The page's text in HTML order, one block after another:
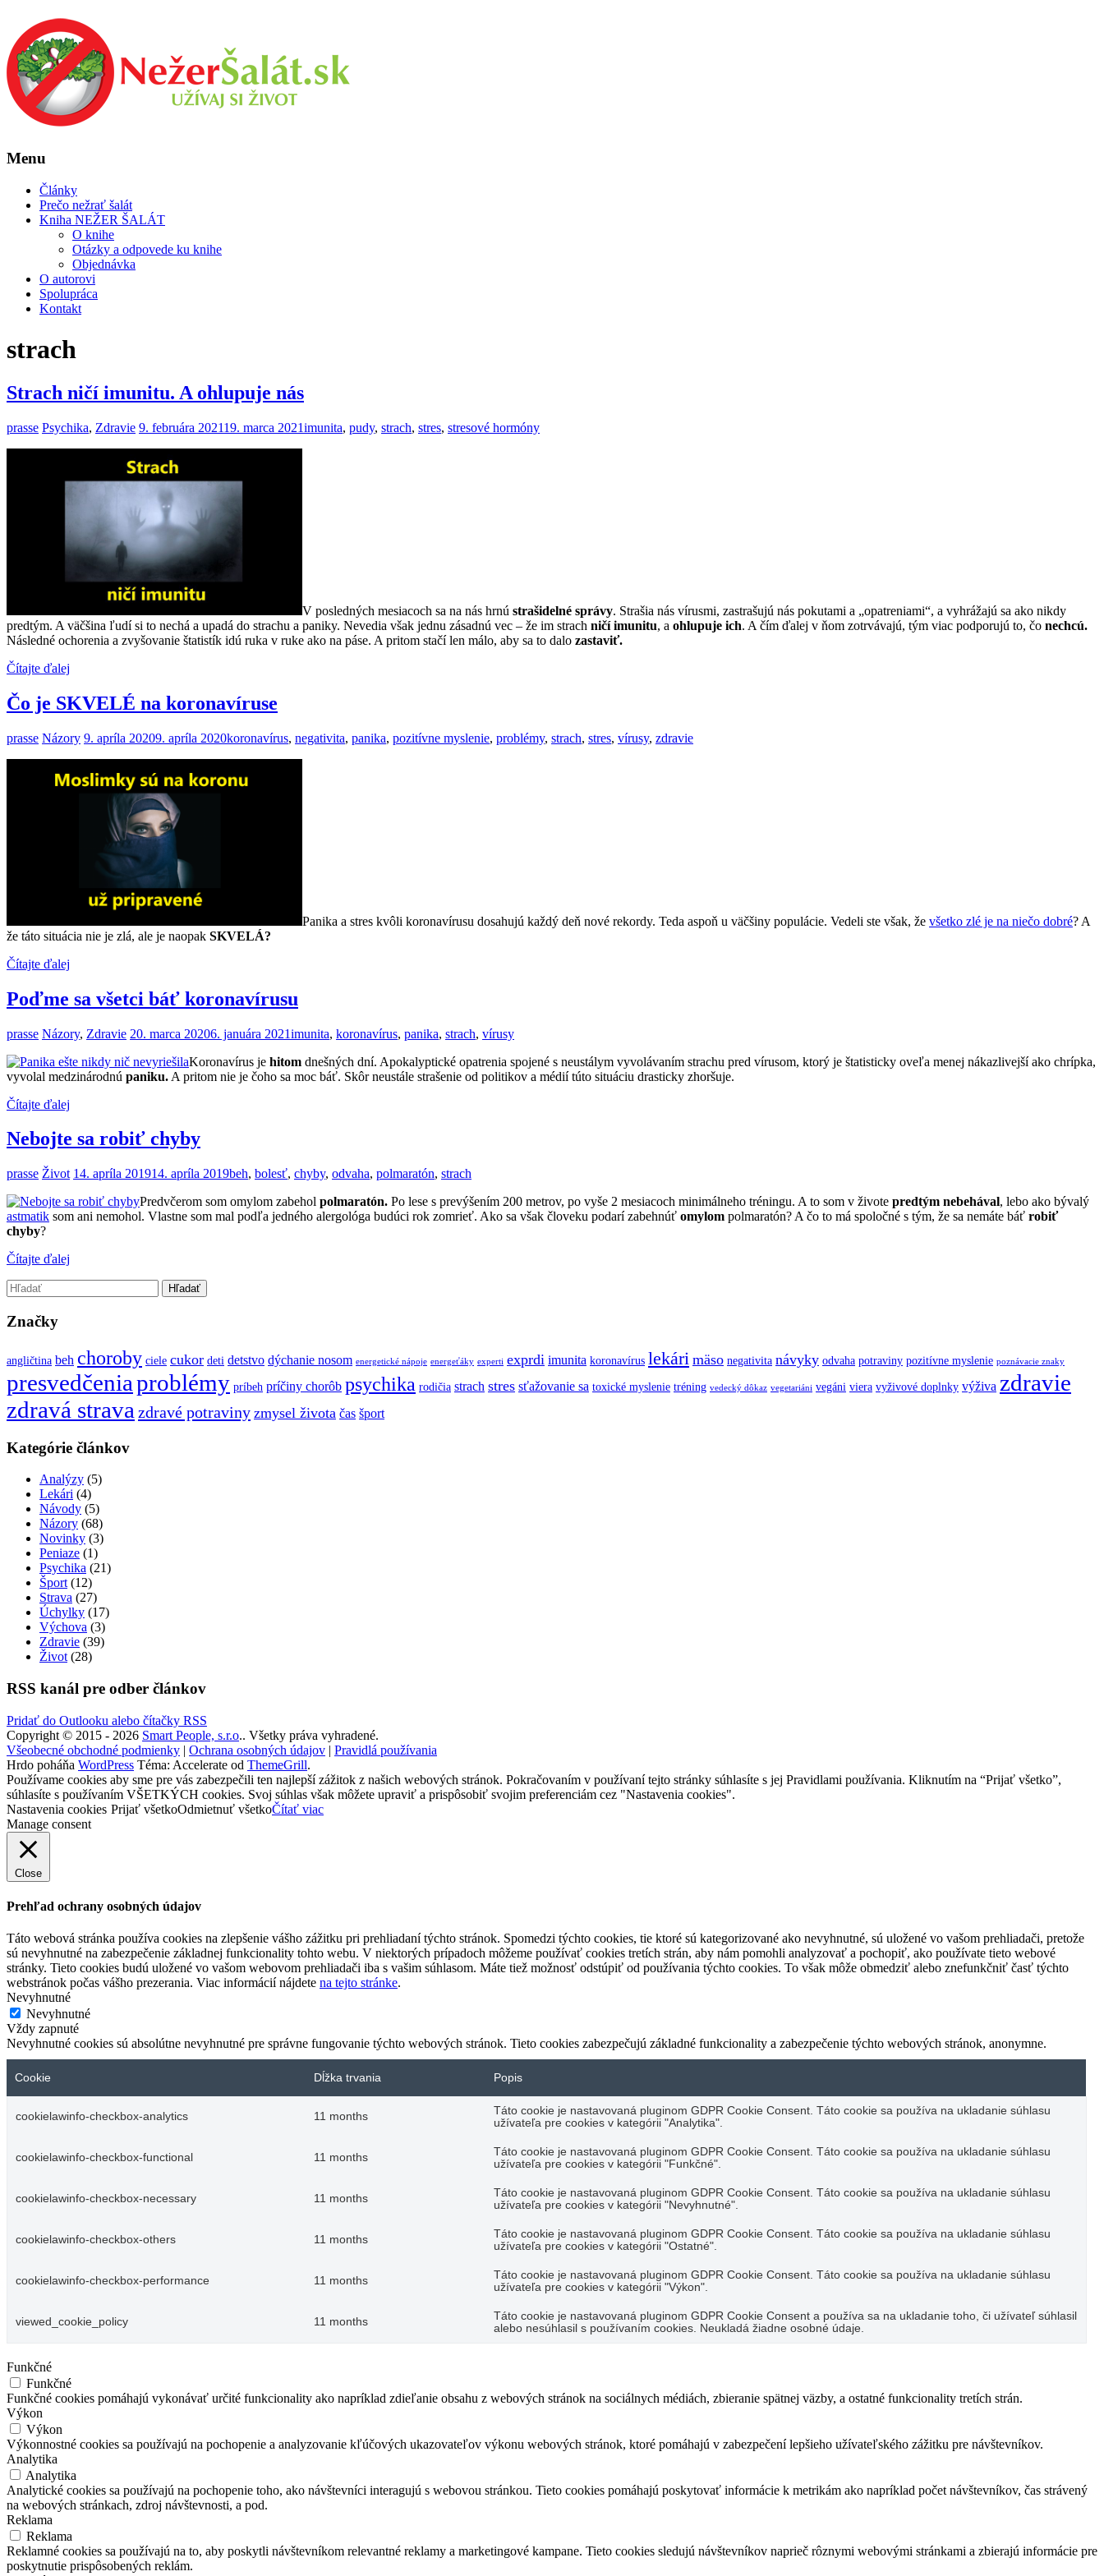
Menu
Články
Prečo nežrať šalát
Kniha NEŽER ŠALÁT
O knihe
Otázky a odpovede ku knihe
Objednávka
O autorovi
Spolupráca
Kontakt
strach
Strach ničí imunitu. A ohlupuje nás
prasse Psychika, Zdravie 9. februára 202119. marca 2021imunita, pudy, strach, stres, stresové hormóny
V posledných mesiacoch sa na nás hrnú strašidelné správy. Strašia nás vírusmi, zastrašujú nás pokutami a „opatreniami“, a vyhrážajú sa ako nikdy
predtým. A väčšina ľudí si to nechá a upadá do strachu a paniky. Nevedia však jednu zásadnú vec – že im strach ničí imunitu, a ohlupuje ich. A čím ďalej v ňom zotrvávajú, tým viac podporujú to, čo nechcú.
Následné ochorenia a zvyšovanie štatistík idú ruka v ruke ako na páse. A pritom stačí len málo, aby sa to dalo zastaviť.
Čítajte ďalej
Čo je SKVELÉ na koronavíruse
prasse Názory 9. apríla 20209. apríla 2020koronavírus, negativita, panika, pozitívne myslenie, problémy, strach, stres, vírusy, zdravie
Panika a stres kvôli koronavírusu dosahujú každý deň nové rekordy. Teda aspoň u väčšiny populácie. Vedeli ste však, že všetko zlé je na niečo dobré? A
že táto situácia nie je zlá, ale je naopak SKVELÁ?
Čítajte ďalej
Poďme sa všetci báť koronavírusu
prasse Názory, Zdravie 20. marca 20206. januára 2021imunita, koronavírus, panika, strach, vírusy
Koronavírus je hitom dnešných dní. Apokalyptické opatrenia spojené s neustálym vyvolávaním strachu pred vírusom, ktorý je štatisticky oveľa menej nákazlivejší ako chrípka,
vyvolal medzinárodnú paniku. A pritom nie je čoho sa moc báť. Skôr neustále strašenie od politikov a médií túto situáciu drasticky zhoršuje.
Čítajte ďalej
Nebojte sa robiť chyby
prasse Život 14. apríla 201914. apríla 2019beh, bolesť, chyby, odvaha, polmaratón, strach
Predvčerom som omylom zabehol polmaratón. Po lese s prevýšením 200 metrov, po vyše 2 mesiacoch minimálneho tréningu. A to som v živote predtým nebehával, lebo ako bývalý
astmatik som ani nemohol. Vlastne som mal podľa jedného alergológa budúci rok zomrieť. Ako sa však človeku podarí zabehnúť omylom polmaratón? A čo to má spoločné s tým, že sa nemáte báť robiť
chyby?
Čítajte ďalej
Značky
angličtina beh choroby ciele cukor deti detstvo dýchanie nosom energetické nápoje energeťáky experti exprdi imunita koronavírus lekári mäso negativita návyky odvaha potraviny pozitívne myslenie poznávacie znaky
presvedčeniaproblémy príbeh príčiny chorôb psychika rodičia strach stres sťažovanie sa toxické myslenie tréning vedecký dôkaz vegetariáni vegáni viera vyživové doplnky výživa zdravie
zdravá strava zdravé potraviny zmysel života čas šport
Kategórie článkov
Analýzy (5)
Lekári (4)
Návody (5)
Názory (68)
Novinky (3)
Peniaze (1)
Psychika (21)
Šport (12)
Strava (27)
Úchylky (17)
Výchova (3)
Zdravie (39)
Život (28)
RSS kanál pre odber článkov
Pridať do Outlooku alebo čítačky RSS
Copyright © 2015 - 2026 Smart People, s.r.o.. Všetky práva vyhradené.
Všeobecné obchodné podmienky | Ochrana osobných údajov | Pravidlá používania
Hrdo poháňa WordPress Téma: Accelerate od ThemeGrill.
Používame cookies aby sme pre vás zabezpečili ten najlepší zážitok z našich webových stránok. Pokračovaním v používaní tejto stránky súhlasíte s jej Pravidlami používania. Kliknutím na “Prijať všetko”,
súhlasíte s používaním VŠETKÝCH cookies. Svoj súhlas však môžete upraviť a prispôsobiť svojim preferenciám cez "Nastavenia cookies".
Nastavenia cookies Prijať všetkoOdmietnuť všetkoČítať viac
Manage consent
Close
Prehľad ochrany osobných údajov
Táto webová stránka používa cookies na zlepšenie vášho zážitku pri prehliadaní týchto stránok. Spomedzi týchto cookies, tie ktoré sú kategorizované ako nevyhnutné, sú uložené vo vašom prehliadači, pretože
sú nevyhnutné na zabezpečenie základnej funkcionality tohto webu. V niektorých prípadoch môžeme používať cookies tretích strán, aby nám pomohli analyzovať a pochopiť, ako používate tieto webové
stránky. Tieto cookies budú uložené vo vašom webovom prehliadači iba s vašim súhlasom. Máte tiež možnosť odstúpiť od používania týchto cookies. To však môže obmedziť alebo znefunkčniť časť týchto
webstránok počas vášho prezerania. Viac informácií nájdete na tejto stránke.
Nevyhnutné
Nevyhnutné
Vždy zapnuté
Nevyhnutné cookies sú absolútne nevyhnutné pre správne fungovanie týchto webových stránok. Tieto cookies zabezpečujú základné funkcionality a zabezpečenie týchto webových stránok, anonymne.
Cookie Dĺžka trvania Popis
cookielawinfo-checkbox-analytics 11 months
Táto cookie je nastavovaná pluginom GDPR Cookie Consent. Táto cookie sa používa na ukladanie súhlasu
užívateľa pre cookies v kategórii "Analytika".
cookielawinfo-checkbox-functional 11 months
Táto cookie je nastavovaná pluginom GDPR Cookie Consent. Táto cookie sa používa na ukladanie súhlasu
užívateľa pre cookies v kategórii "Funkčné".
cookielawinfo-checkbox-necessary 11 months
Táto cookie je nastavovaná pluginom GDPR Cookie Consent. Táto cookie sa používa na ukladanie súhlasu
užívateľa pre cookies v kategórii "Nevyhnutné".
cookielawinfo-checkbox-others 11 months
Táto cookie je nastavovaná pluginom GDPR Cookie Consent. Táto cookie sa používa na ukladanie súhlasu
užívateľa pre cookies v kategórii "Ostatné".
cookielawinfo-checkbox-performance 11 months
Táto cookie je nastavovaná pluginom GDPR Cookie Consent. Táto cookie sa používa na ukladanie súhlasu
užívateľa pre cookies v kategórii "Výkon".
viewed_cookie_policy 11 months
Táto cookie je nastavovaná pluginom GDPR Cookie Consent a používa sa na ukladanie toho, či užívateľ súhlasil
alebo nesúhlasil s používaním cookies. Neukladá žiadne osobné údaje.
Funkčné
Funkčné
Funkčné cookies pomáhajú vykonávať určité funkcionality ako napríklad zdieľanie obsahu z webových stránok na sociálnych médiách, zbieranie spätnej väzby, a ostatné funkcionality tretích strán.
Výkon
Výkon
Výkonnostné cookies sa používajú na pochopenie a analyzovanie kľúčových ukazovateľov výkonu webových stránok, ktoré pomáhajú v zabezpečení lepšieho užívateľského zážitku pre návštevníkov.
Analytika
Analytika
Analytické cookies sa používajú na pochopenie toho, ako návštevníci interagujú s webovou stránkou. Tieto cookies pomáhajú poskytovať informácie k metrikám ako napríklad počet návštevníkov, čas strávený
na webových stránkach, zdroj návštevnosti, a pod.
Reklama
Reklama
Reklamné cookies sa používajú na to, aby poskytli návštevníkom relevantné reklamy a marketingové kampane. Tieto cookies sledujú návštevníkov naprieč rôznymi webovými stránkami a zbierajú informácie pre
poskytnutie prispôsobených reklám.